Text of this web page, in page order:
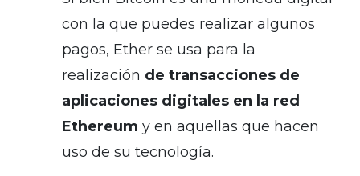
con la que puedes realizar algunos
pagos, Ether se usa para la
realización de transacciones de
aplicaciones digitales en la red
Ethereum y en aquellas que hacen
uso de su tecnología.